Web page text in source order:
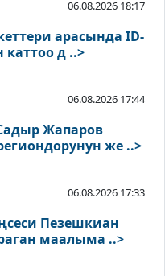
06.08.2026 18:17
арасында ID-
каттоо д ..>
06.08.2026 17:44
Жапаров
же ..>
06.08.2026 17:33
Пезешкиан
маалыма ..>